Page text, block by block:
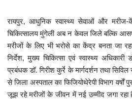
रायपुर, आधुनिक स्वास्थ्य सेवाओं और मरीज-
चिकित्सालय मुंगेली अब न केवल जिले बल्कि
मरीजों के लिए भी भरोसे का केंद्र बनता जा
निर्देश, मुख्य चिकित्सा एवं स्वास्थ्य अधिकारी
प्रबंधक डॉ. गिरीश कुर्रे के मार्गदर्शन तथा
से जिला अस्पताल का फिजियोथेरेपी विभाग वर्षों
जूझ रहे मरीजों के जीवन में नई उम्मीद जगा रहा